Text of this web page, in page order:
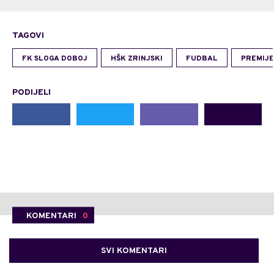
TAGOVI
FK SLOGA DOBOJ HŠK ZRINJSKI FUDBAL
PODIJELI
KOMENTARI 0
SVI KOMENTARI